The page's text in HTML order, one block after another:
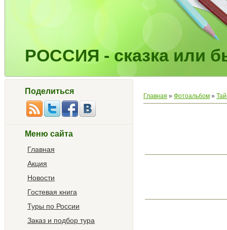
РОССИЯ - сказка или
Поделиться
Меню сайта
Главная
Акция
Новости
Гостевая книга
Туры по России
Заказ и подбор тура
Главная » Фотоальбом »